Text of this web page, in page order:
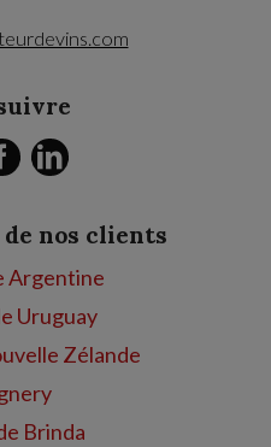
FACEBOOK
nos clients
Argentine
Uruguay
Zélande
Brinda